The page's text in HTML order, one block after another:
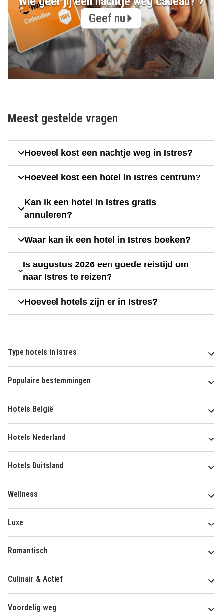
Geef nu
Meest gestelde vragen
Hoeveel kost een nachtje weg in Istres?
Hoeveel kost een hotel in Istres centrum?
Kan ik een hotel in Istres gratis
annuleren?
Waar kan ik een hotel in Istres boeken?
Is augustus 2026 een goede reistijd om
naar Istres te reizen?
Hoeveel hotels zijn er in Istres?
Type hotels in Istres
Populaire bestemmingen
Hotels België
Hotels Nederland
Hotels Duitsland
Wellness
Luxe
Romantisch
Culinair & Actief
Voordelig weg